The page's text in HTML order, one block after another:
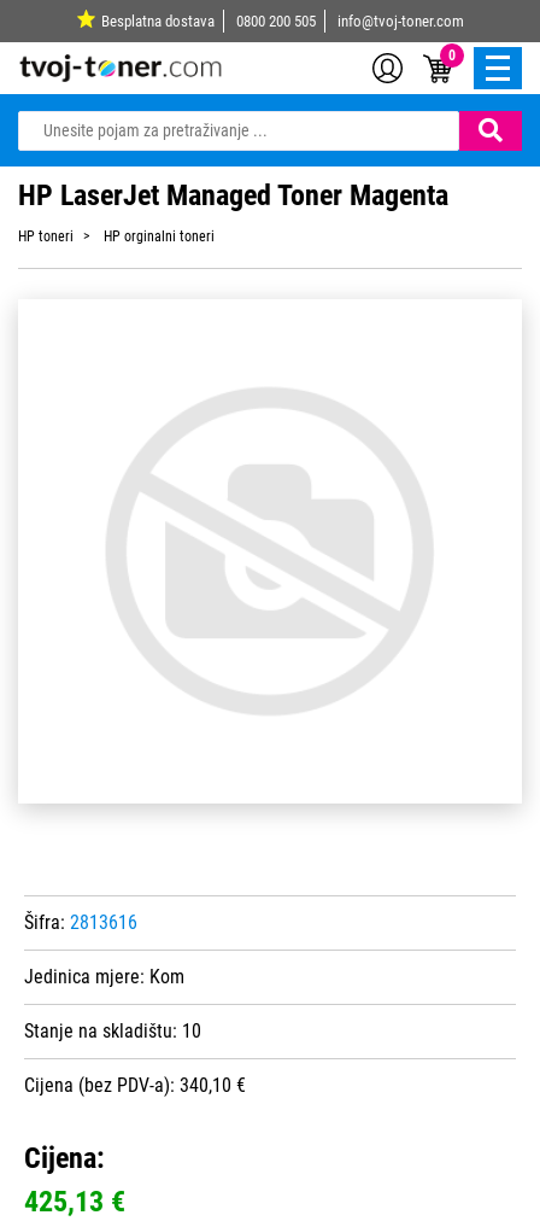
Besplatna dostava 0800 200 505 info@tvoj-toner.com
0
HP LaserJet Managed Toner Magenta
HP toneri HP orginalni toneri
Šifra: 2813616
Jedinica mjere: Kom
Stanje na skladištu: 10
Cijena (bez PDV-a): 340,10 €
Cijena:
425,13 €